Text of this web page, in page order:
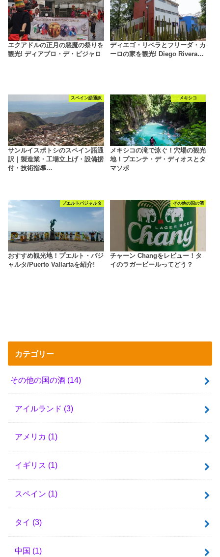
エクアドルの正月の悪魔の祭りを
観光! ディアブロ・デ・ピジャロ
ディエゴ・リベラとフリーダ・カ
ーロの家を観光! Diego Rivera…
スペイン語通訳
サンルイスポトシのスペイン語通
訳｜製造業・工場立上げ・設備据
付・技術指導…
メキシコ
メキシコの滝で泳ぐ！穴場の観光
地！プエンテ・デ・ディオスとタ
マソポ
プエルトバジャルタ
おすすめ観光地！プエルト・バジ
ャルタ/Puerto Vallartaを紹介!
その他の国の酒
チャーン Changをレビュー！タ
イのラガービールってどう？
カテゴリー
その他の国の酒 (14)
アイルランド (3)
アメリカ (1)
イギリス (1)
スペイン (1)
タイ (3)
中国 (1)